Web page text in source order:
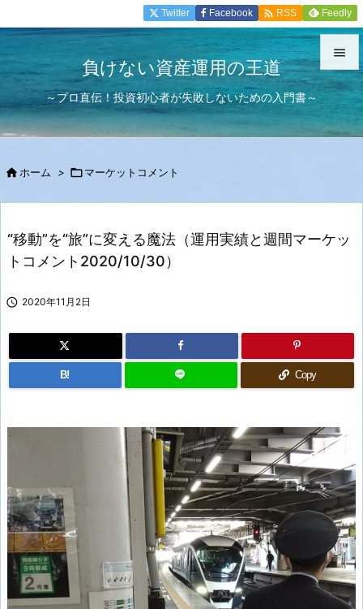
負けない資産運用の王道
～プロ直伝！投資初心者が失敗しないための入門書～


メニュ

Twitter Facebook  RSS Feedly
ホーム > マーケットコメント
“移動”を“旅”に変える魔法（運用実績と週間マーケッ
トコメント2020/10/30）
 2020年11月2日
B! Copy